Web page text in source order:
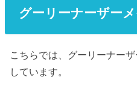
グーリーナーザー
こちらでは、グーリーナー
しています。